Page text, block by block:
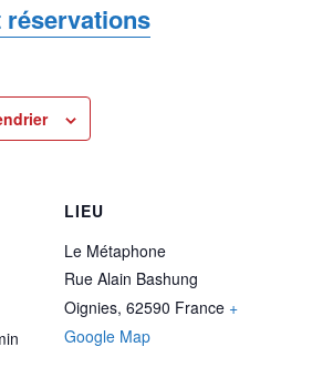
réservations
LIEU
Le Métaphone
Rue Alain Bashung
Oignies, 62590 France +
Google Map